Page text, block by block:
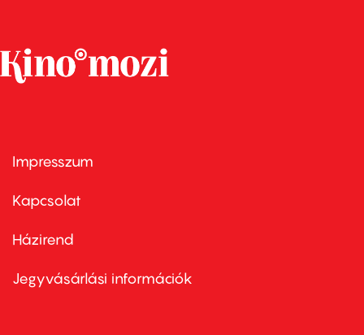
Footer
first
Impresszum
Kapcsolat
Footer
second
Házirend
Jegyvásárlási információk